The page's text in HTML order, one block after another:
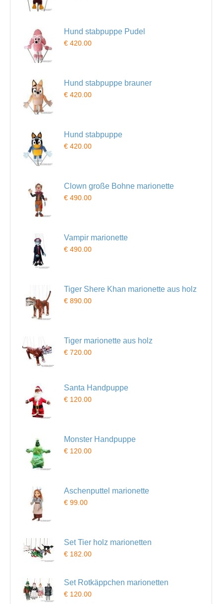
Hund stabpuppe Pudel
€ 420.00
Hund stabpuppe brauner
€ 420.00
Hund stabpuppe
€ 420.00
Clown große Bohne marionette
€ 490.00
Vampir marionette
€ 490.00
Tiger Shere Khan marionette aus holz
€ 890.00
Tiger marionette aus holz
€ 720.00
Santa Handpuppe
€ 120.00
Monster Handpuppe
€ 120.00
Aschenputtel marionette
€ 99.00
Set Tier holz marionetten
€ 182.00
Set Rotkäppchen marionetten
€ 120.00